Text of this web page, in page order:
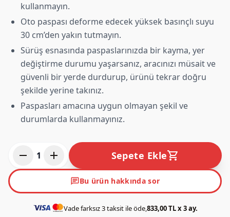
kullanmayın.
Oto paspası deforme edecek yüksek basınçlı suyu
30 cm’den yakın tutmayın.
Sürüş esnasında paspaslarınızda bir kayma, yer
değiştirme durumu yaşarsanız, aracınızı müsait ve
güvenli bir yerde durdurup, ürünü tekrar doğru
şekilde yerine takınız.
Paspasları amacına uygun olmayan şekil ve
durumlarda kullanmayınız.
remove 1 add Sepete Ekleshopping_cart
chatBu ürün hakkında sor
Vade farksız 3 taksit ile öde,833,00 TL x 3 ay.